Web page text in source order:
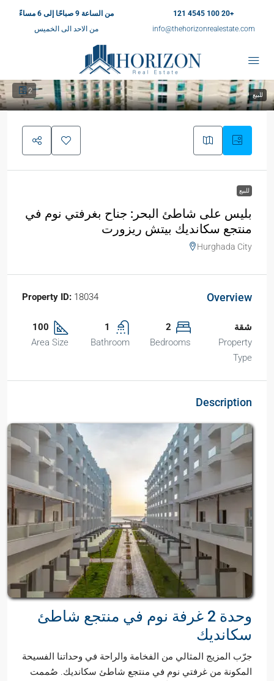
+20 100 4545 121
info@thehorizonrealestate.com
من الساعة 9 صباحًا إلى 6 مساءً
من الاحد الى الخميس
2 للبيع
للبيع
بليس على شاطئ البحر: جناح بغرفتي نوم في
منتجع سكانديك بيتش ريزورت
Hurghada City
Overview
Property ID: 18034
شقة
Property
Type
2
Bedrooms
1
Bathroom
100
Area Size
Description
وحدة 2 غرفة نوم في منتجع شاطئ
سكانديك
جرّب المزيج المثالي من الفخامة والراحة في وحداتنا الفسيحة
المكونة من غرفتي نوم في منتجع شاطئ سكانديك. صُممت